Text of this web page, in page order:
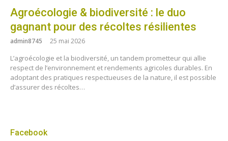
Agroécologie & biodiversité : le duo
gagnant pour des récoltes résilientes
admin8745 25 mai 2026
L’agroécologie et la biodiversité, un tandem prometteur qui allie
respect de l’environnement et rendements agricoles durables. En
adoptant des pratiques respectueuses de la nature, il est possible
d’assurer des récoltes…
Facebook